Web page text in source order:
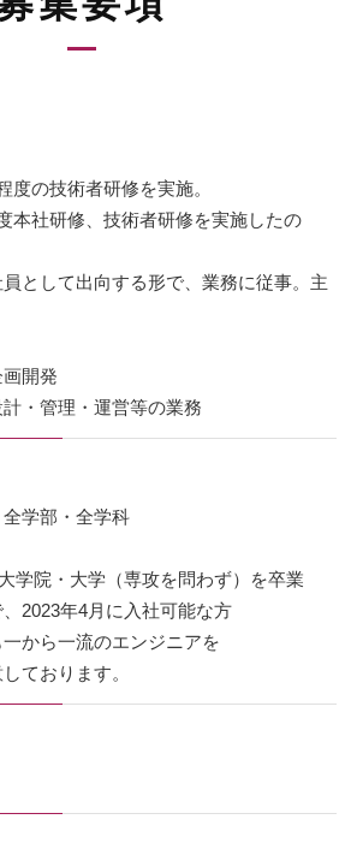
度の技術者研修を実施。
本社研修、技術者研修を実施したの
として出向する形で、業務に従事。主
画開発
計・管理・運営等の業務
全学部・全学科
学院・大学（専攻を問わず）を卒業
2023年4月に入社可能な方
から一流のエンジニアを
ております。